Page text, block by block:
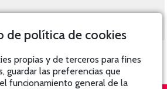
de política de cookies
propias y de terceros para fines
guardar las preferencias que
funcionamiento general de la